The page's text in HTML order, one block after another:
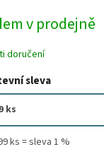
v prodejně
doručení
sleva
ks
ks = sleva 1 %